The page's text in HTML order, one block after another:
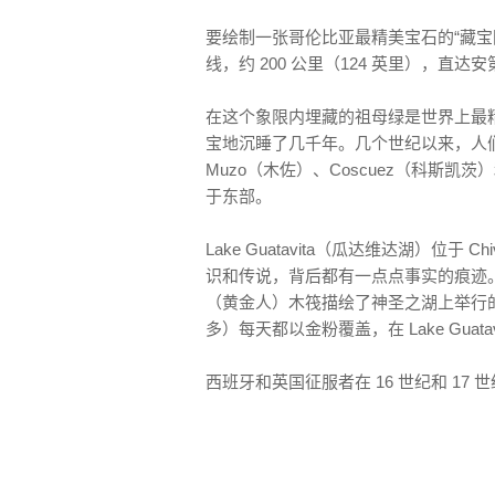
要绘制一张哥伦比亚最精美宝石的“藏
线，约 200 公里（124 英里），直达
在这个象限内埋藏的祖母绿是世界上
宝地沉睡了几千年。几个世纪以来，
Muzo（木佐）、Coscuez（科斯凯茨
于东部。
Lake Guatavita（瓜达维达湖）位于
识和传说，背后都有一点点事实的痕
（黄金人）木筏描绘了神圣之湖上举
多）每天都以金粉覆盖，在 Lake
西班牙和英国征服者在 16 世纪和 17